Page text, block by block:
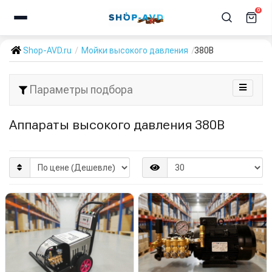
0
Shop-AVD.ru Мойки высокого давления 380В
Параметры подбора
Аппараты высокого давления 380В